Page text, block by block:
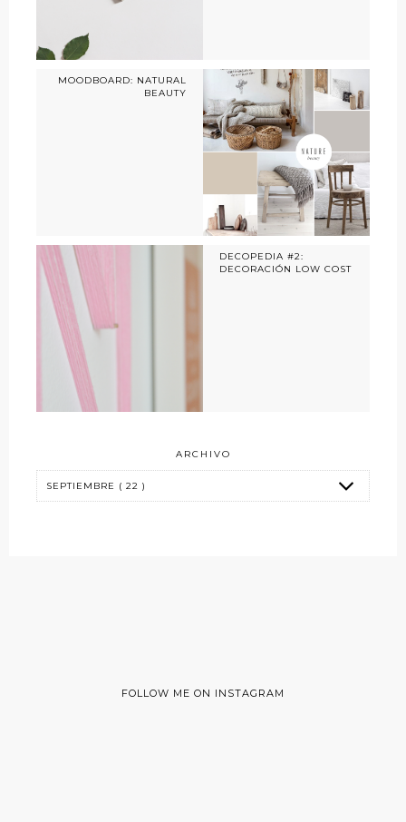
MOODBOARD: NATURAL
BEAUTY
DECOPEDIA #2:
DECORACIÓN LOW COST
ARCHIVO
FOLLOW ME ON INSTAGRAM